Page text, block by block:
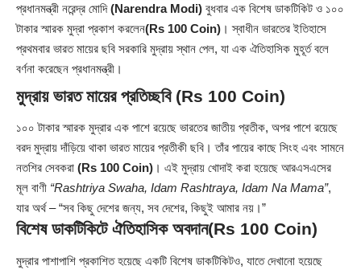
প্রধানমন্ত্রী নরেন্দ্র মোদি(Narendra Modi) বুধবার এক বিশেষ ডাকটিকিট ও ১০০
টাকার স্মারক মুদ্রা প্রকাশ করলেন(Rs 100 Coin) । স্বাধীন ভারতের ইতিহাসে
প্রথমবার ভারত মায়ের ছবি সরকারি মুদ্রায় স্থান পেল, যা এক ঐতিহাসিক মুহূর্ত বলে
বর্ণনা করেছেন প্রধানমন্ত্রী।
মুদ্রায় ভারত মায়ের প্রতিচ্ছবি (Rs 100 Coin)
১০০ টাকার স্মারক মুদ্রার এক পাশে রয়েছে ভারতের জাতীয় প্রতীক, অপর পাশে রয়েছে
বরদ মুদ্রায় দাঁড়িয়ে থাকা ভারত মায়ের প্রতীকী ছবি। তাঁর পায়ের কাছে সিংহ এবং সামনে
নতশির সেবকরা (Rs 100 Coin) । এই মুদ্রায় খোদাই করা হয়েছে আরএসএসের
মূল বাণী “Rashtriya Swaha, Idam Rashtraya, Idam Na Mama”,
যার অর্থ – “সব কিছু দেশের জন্য, সব দেশের, কিছুই আমার নয়।”
বিশেষ ডাকটিকিটে ঐতিহাসিক অবদান(Rs 100 Coin)
মুদ্রার পাশাপাশি প্রকাশিত হয়েছে একটি বিশেষ ডাকটিকিটও, যাতে দেখানো হয়েছে